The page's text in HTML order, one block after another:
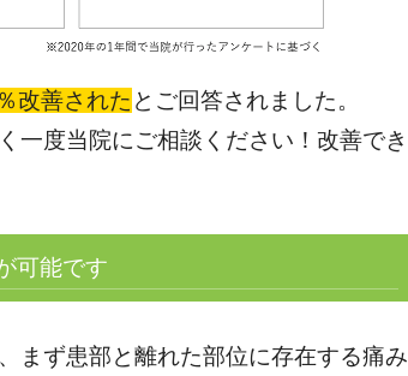
改善された とご回答されました。
一度当院にご相談ください！改善でき
可能です
まず患部と離れた部位に存在する痛み